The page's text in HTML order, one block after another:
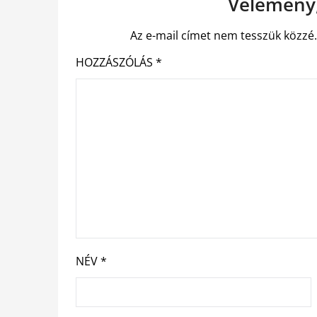
Az e-mail címet nem tesszük közzé.
HOZZÁSZÓLÁS *
NÉV*